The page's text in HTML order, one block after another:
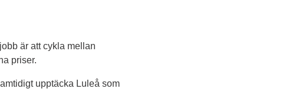
är att cykla mellan
priser.
upptäcka Luleå som